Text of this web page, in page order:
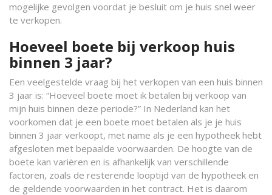
mogelijke gevolgen voordat je besluit om je huis snel weer
te verkopen.
Hoeveel boete bij verkoop huis
binnen 3 jaar?
Een veelgestelde vraag bij het verkopen van een huis binnen
3 jaar is: “Hoeveel boete moet ik betalen bij verkoop van
mijn huis binnen deze periode?” In Nederland kan het
voorkomen dat je een boete moet betalen als je je huis
binnen 3 jaar verkoopt, met name als je een hypotheek hebt
afgesloten met bepaalde voorwaarden. De hoogte van de
boete kan variëren en is afhankelijk van verschillende
factoren, zoals de resterende looptijd van de hypotheek en
de geldende voorwaarden in het contract. Het is daarom